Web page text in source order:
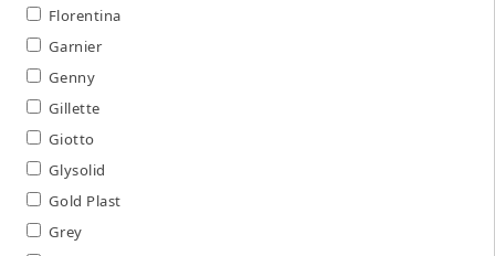
Florentina
Garnier
Genny
Gillette
Giotto
Glysolid
Gold Plast
Grey